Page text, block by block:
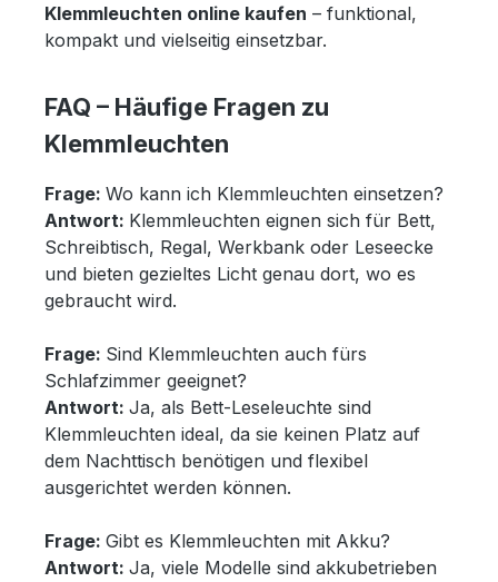
Klemmleuchten online kaufen – funktional,
kompakt und vielseitig einsetzbar.
FAQ – Häufige Fragen zu
Klemmleuchten
Frage: Wo kann ich Klemmleuchten einsetzen?
Antwort: Klemmleuchten eignen sich für Bett,
Schreibtisch, Regal, Werkbank oder Leseecke
und bieten gezieltes Licht genau dort, wo es
gebraucht wird.
Frage: Sind Klemmleuchten auch fürs
Schlafzimmer geeignet?
Antwort: Ja, als Bett-Leseleuchte sind
Klemmleuchten ideal, da sie keinen Platz auf
dem Nachttisch benötigen und flexibel
ausgerichtet werden können.
Frage: Gibt es Klemmleuchten mit Akku?
Antwort: Ja, viele Modelle sind akkubetrieben